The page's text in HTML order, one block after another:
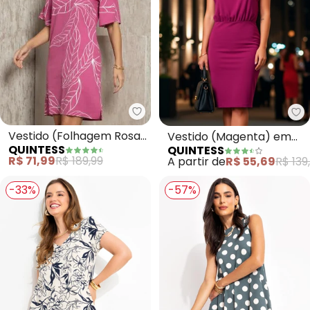
Quintess - Vestido (Folhagem
Vestido (Folhagem Rosa)
com Bolsos
QUINTESS
R$ 71,99R$ 189,99
Vestido (Magenta) em
Malha Crepe
QUINTESS
A partir deR$ 55,69R$
-33%
-57%